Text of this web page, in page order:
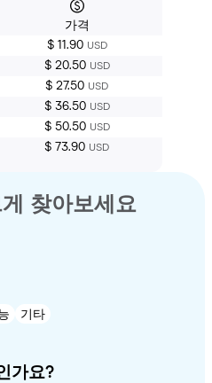
가격
$ 11.90 USD
$ 20.50 USD
$ 27.50 USD
$ 36.50 USD
$ 50.50 USD
$ 73.90 USD
찾아보세요
기타
가요?